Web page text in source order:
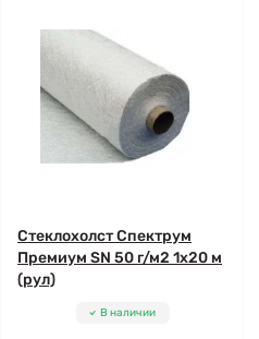
Стеклохолст Спектрум
Премиум SN 50 г/м2 1x20 м
(рул)
В наличии